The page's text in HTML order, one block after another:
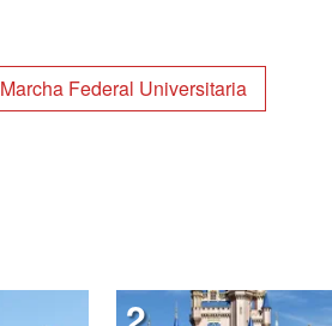
Marcha Federal Universitaria